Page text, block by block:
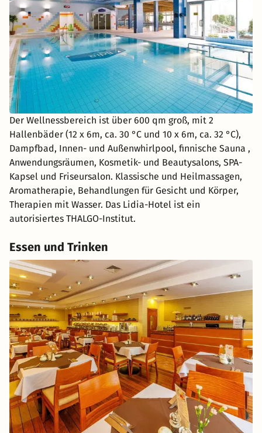
Der Wellnessbereich ist über 600 qm groß, mit 2
Hallenbäder (12 x 6m, ca. 30 °C und 10 x 6m, ca. 32 °C),
Dampfbad, Innen- und Außenwhirlpool, finnische Sauna ,
Anwendungsräumen, Kosmetik- und Beautysalons, SPA-
Kapsel und Friseursalon. Klassische und Heilmassagen,
Aromatherapie, Behandlungen für Gesicht und Körper,
Therapien mit Wasser. Das Lidia-Hotel ist ein
autorisiertes THALGO-Institut.
Essen und Trinken